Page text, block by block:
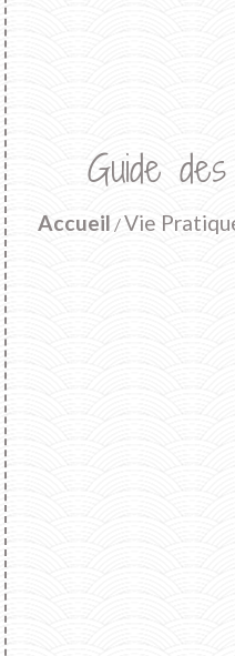
Guide
Accueil /Vie